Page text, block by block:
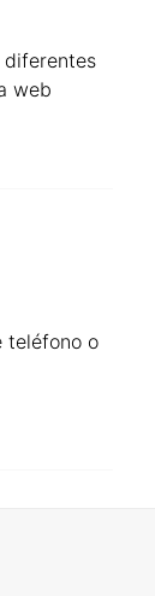
diferentes
web
teléfono o